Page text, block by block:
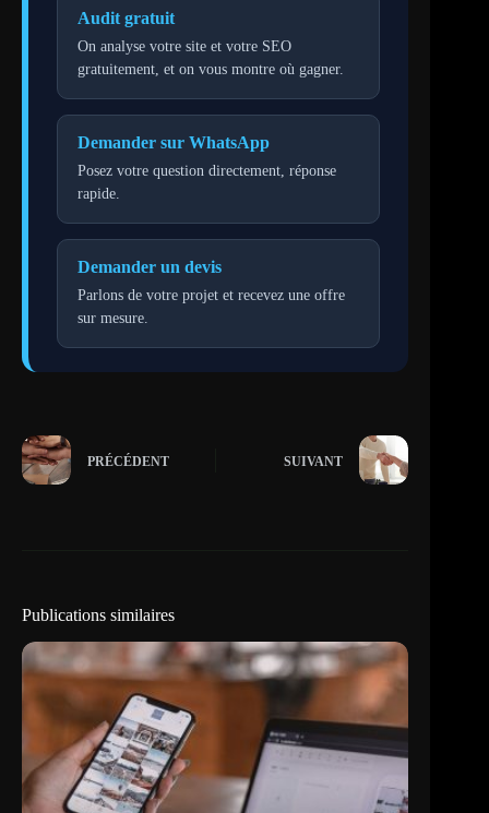
Audit gratuit
On analyse votre site et votre SEO
gratuitement, et on vous montre où gagner.
Demander sur WhatsApp
Posez votre question directement, réponse
rapide.
Demander un devis
Parlons de votre projet et recevez une offre
sur mesure.
PRÉCÉDENT SUIVANT
Publications similaires